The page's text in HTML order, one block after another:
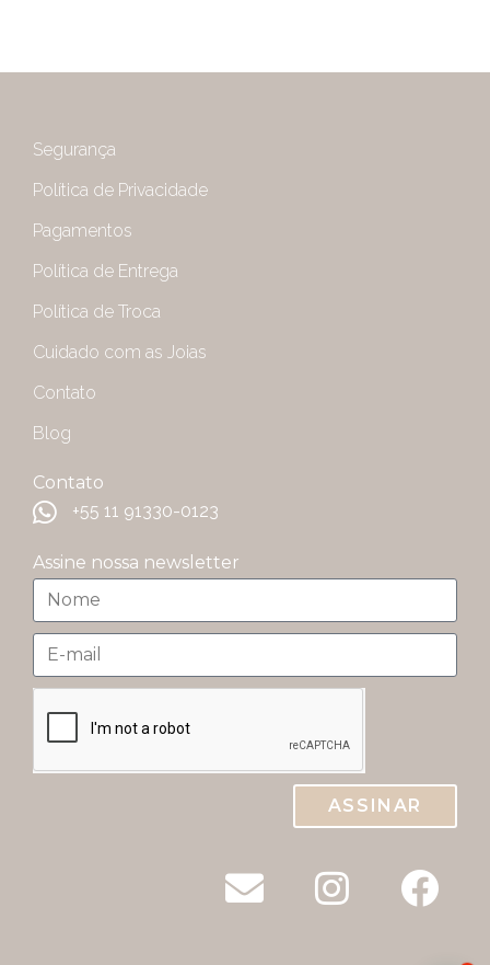
Segurança
Política de Privacidade
Pagamentos
Política de Entrega
Política de Troca
Cuidado com as Joias
Contato
Blog
Contato
+55 11 91330-0123
Assine nossa newsletter
ASSINAR